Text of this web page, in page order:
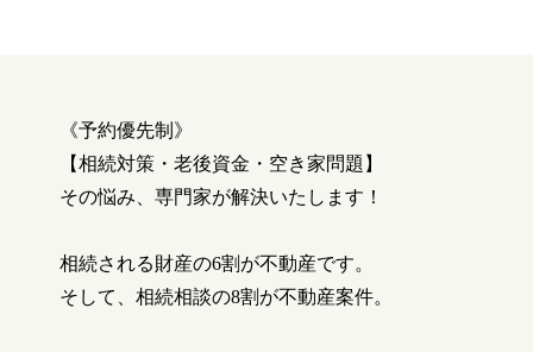
《予約優先制》
【相続対策・老後資金・空き家問題】
その悩み、専門家が解決いたします！
相続される財産の6割が不動産です。
そして、相続相談の8割が不動産案件。